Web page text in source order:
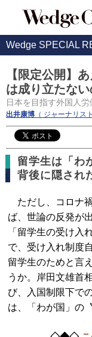
Wedge SPECIAL
【限定公開】
は成り立たない
日本を目指す外国人
出井康博 （ ジャーナリスト
留学生は「わ
背後に隠され
ただし、コロナ
ば、世論の反発が
「留学生の受け入
で、受け入れ制度
留学生のためと言
うか。岸田文雄首
び、入国制限下で
は、「わが国」の